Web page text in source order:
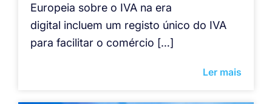
Europeia sobre o IVA na era
digital incluem um registo único do IVA
para facilitar o comércio […]
Ler mais